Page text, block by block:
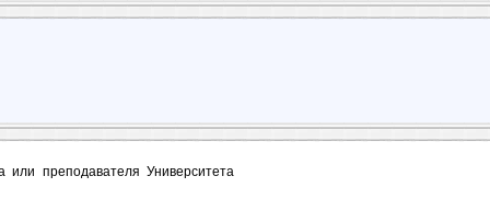
или преподавателя Университета